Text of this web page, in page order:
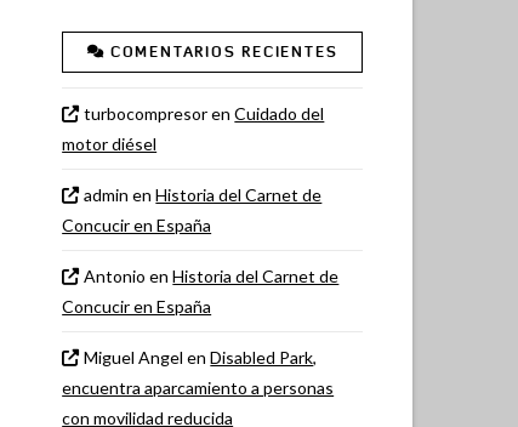
COMENTARIOS RECIENTES
turbocompresorenCuidado del
motor diésel
admin enHistoria del Carnet de
Concucir en España
Antonio enHistoria del Carnet de
Concucir en España
Miguel Angel enDisabled Park,
encuentra aparcamiento a personas
con movilidad reducida